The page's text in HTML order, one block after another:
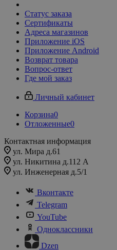
Статус заказа
Сертификаты
Адреса магазинов
Приложение iOS
Приложение Android
Возврат товара
Вопрос-ответ
Где мой заказ
Личный кабинет
Корзина0
Отложенные0
Контактная информация
ул. Мира д.61
ул. Никитина д.112 А
ул. Инженерная д.5/1
Вконтакте
Telegram
YouTube
Одноклассники
Dzen